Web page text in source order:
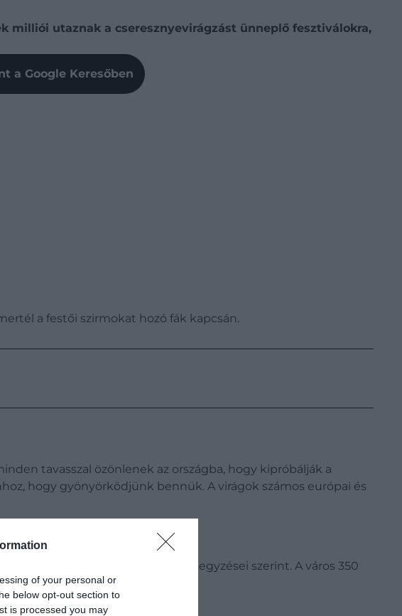
of your personal or
below opt-out section to
is processed you may
milliói utaznak a cseresznyevirágzást ünneplő fesztiválokra,
a Google Keresőben
a festői szirmokat hozó fák kapcsán.
tavasszal özönlenek az országba, hogy kipróbálják a
hogy gyönyörködjünk bennük. A virágok számos európai és
az amerikai kongresszus feljegyzései szerint. A város 350